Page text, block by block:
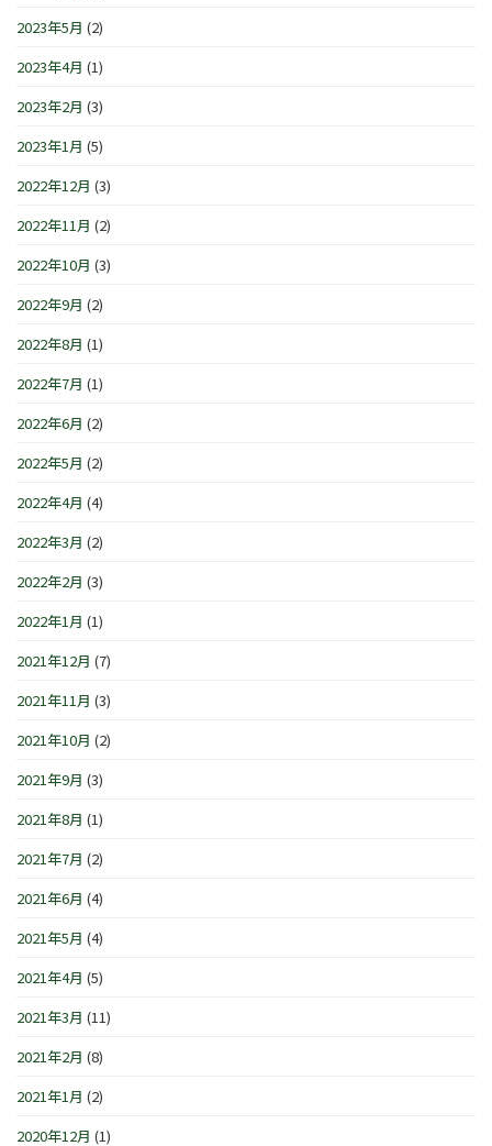
2023年5月 (2)
2023年4月 (1)
2023年2月 (3)
2023年1月 (5)
2022年12月 (3)
2022年11月 (2)
2022年10月 (3)
2022年9月 (2)
2022年8月 (1)
2022年7月 (1)
2022年6月 (2)
2022年5月 (2)
2022年4月 (4)
2022年3月 (2)
2022年2月 (3)
2022年1月 (1)
2021年12月 (7)
2021年11月 (3)
2021年10月 (2)
2021年9月 (3)
2021年8月 (1)
2021年7月 (2)
2021年6月 (4)
2021年5月 (4)
2021年4月 (5)
2021年3月 (11)
2021年2月 (8)
2021年1月 (2)
2020年12月 (1)